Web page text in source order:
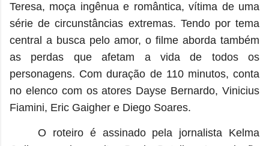
Teresa, moça ingênua e romântica, vítima de uma
série de circunstâncias extremas. Tendo por tema
central a busca pelo amor, o filme aborda também
as perdas que afetam a vida de todos os
personagens. Com duração de 110 minutos, conta
no elenco com os atores Dayse Bernardo, Vinicius
Fiamini, Eric Gaigher e Diego Soares.
O roteiro é assinado pela jornalista Kelma